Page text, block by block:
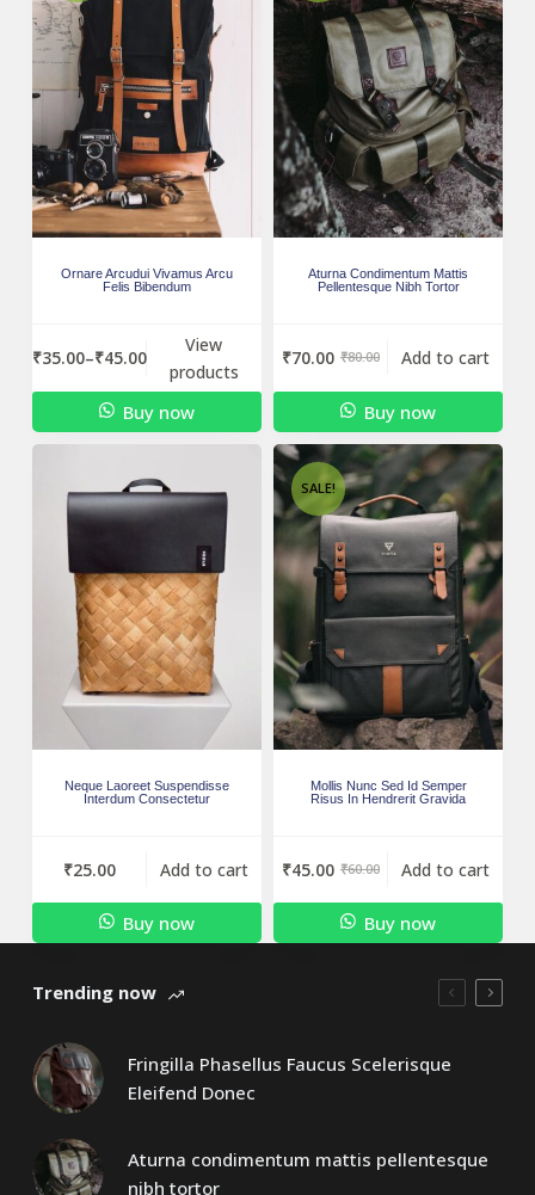
Ornare Arcudui Vivamus Arcu
Felis Bibendum
₹35.00–₹45.00
View
products
Buy now
Aturna Condimentum Mattis
Pellentesque Nibh Tortor
₹80.00
₹70.00 Add to cart
Buy now
Neque Laoreet Suspendisse
Interdum Consectetur
₹25.00 Add to cart
Buy now
SALE!
Mollis Nunc Sed Id Semper
Risus In Hendrerit Gravida
₹60.00
₹45.00 Add to cart
Buy now
Trending now
Fringilla Phasellus Faucus Scelerisque
Eleifend Donec
Aturna condimentum mattis pellentesque
nibh tortor